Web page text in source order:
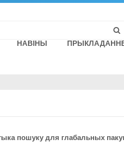
НАВІНЫ
пошуку для глабальных